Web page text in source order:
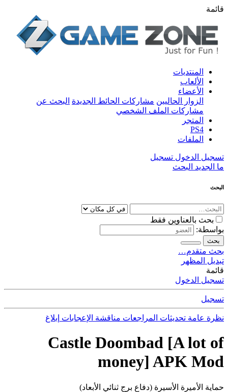
قائمة
المنتديات
الألعاب
الأعضاء
الزوار الحاليين مشاركات الحائط الجديدة البحث عن
مشاركات الملف الشخصي
المتجر
PS4
الملفات
تسجيل الدخول تسجيل
ما الجديد البحث
البحث
بحث بالعناوين فقط
بواسطة:
بحث
بحث متقدم…
تبديل المظهر
قائمة
تسجيل الدخول
تسجيل
نظرة عامة تحديثات المراجعات مناقشة الإعجابات إبلاغ
Castle Doombad [A lot of
money] APK Mod
حماية الأميرة الأسيرة (دفاع برج ثنائي الأبعاد)